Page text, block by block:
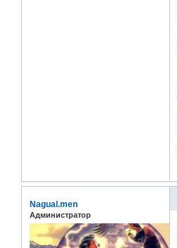
Nagual.men
Администратор